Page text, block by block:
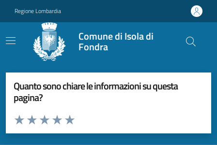
Regione Lombardia
Comune di Isola di
Fondra
Quanto sono chiare le informazioni su questa
pagina?
Valuta da 1 a 5 stelle la pagina
Valuta 5 stelle su 5
Valuta 4 stelle su 5
Valuta 3 stelle su 5
Valuta 2 stelle su 5
Valuta 1 stelle su 5